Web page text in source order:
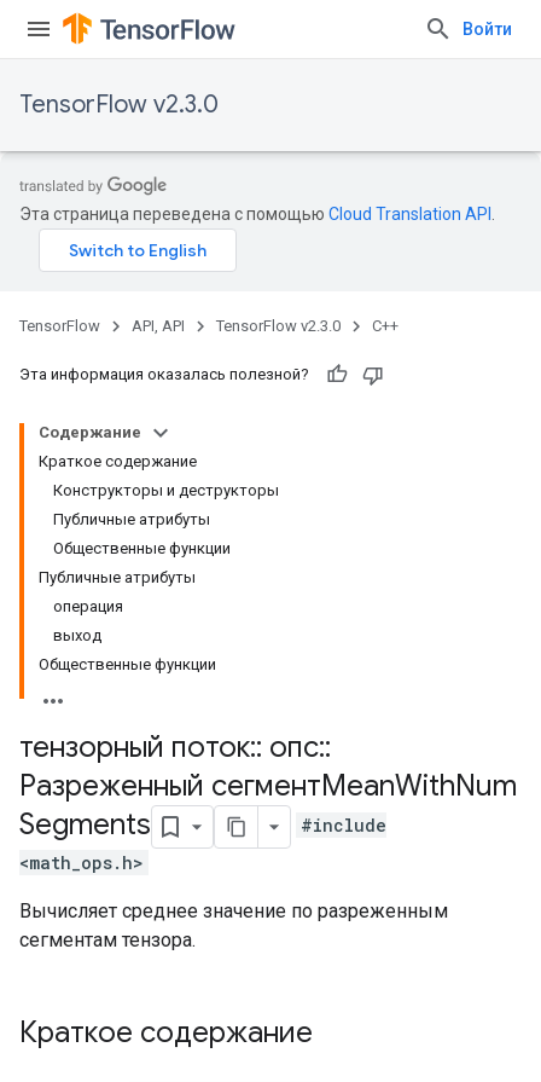
Войти
TensorFlow v2.3.0
Эта страница переведена с помощью Cloud Translation API
TensorFlow API, API TensorFlow v2.3.0 C++
Эта информация оказалась полезной?
Содержание
Краткое содержание
Конструкторы и деструкторы
Публичные атрибуты
Общественные функции
Публичные атрибуты
операция
выход
Общественные функции
тензорный поток:: опс::
Разреженный сегментMeanWithNum
Segments
#include
<math_ops.h>
Вычисляет среднее значение по разреженным
сегментам тензора.
Краткое содержание